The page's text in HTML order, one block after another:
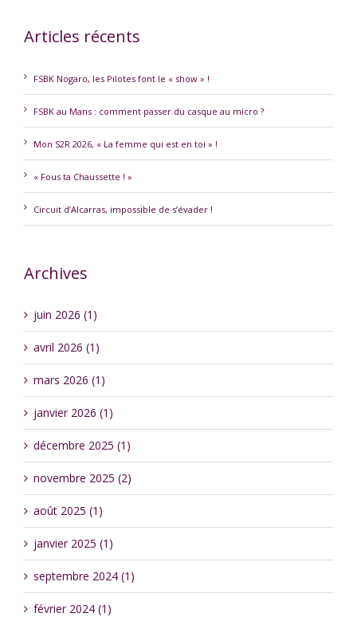
Articles récents
FSBK Nogaro, les Pilotes font le « show » !
FSBK au Mans : comment passer du casque au micro ?
Mon S2R 2026, « La femme qui est en toi » !
« Fous ta Chaussette ! »
Circuit d’Alcarras, impossible de s’évader !
Archives
juin 2026 (1)
avril 2026 (1)
mars 2026 (1)
janvier 2026 (1)
décembre 2025 (1)
novembre 2025 (2)
août 2025 (1)
janvier 2025 (1)
septembre 2024 (1)
février 2024 (1)